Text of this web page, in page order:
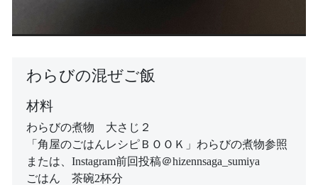
わらびの混ぜご飯
材料
わらびの煮物 大さじ２
「角屋のごはんレシピＢＯＯＫ」わらびの煮物参照
または、Instagram前回投稿＠hizennsaga_sumiya
ごはん 茶碗2杯分